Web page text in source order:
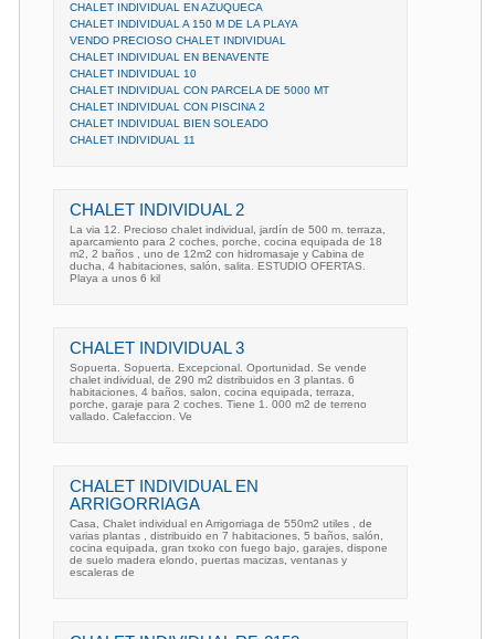
CHALET INDIVIDUAL EN AZUQUECA
CHALET INDIVIDUAL A 150 M DE LA PLAYA
VENDO PRECIOSO CHALET INDIVIDUAL
CHALET INDIVIDUAL EN BENAVENTE
CHALET INDIVIDUAL 10
CHALET INDIVIDUAL CON PARCELA DE 5000 MT
CHALET INDIVIDUAL CON PISCINA 2
CHALET INDIVIDUAL BIEN SOLEADO
CHALET INDIVIDUAL 11
CHALET INDIVIDUAL 2
La via 12. Precioso chalet individual, jardín de 500 m. terraza,
aparcamiento para 2 coches, porche, cocina equipada de 18
m2, 2 baños , uno de 12m2 con hidromasaje y Cabina de
ducha, 4 habitaciones, salón, salita. ESTUDIO OFERTAS.
Playa a unos 6 kil
CHALET INDIVIDUAL 3
Sopuerta. Sopuerta. Excepcional. Oportunidad. Se vende
chalet individual, de 290 m2 distribuidos en 3 plantas. 6
habitaciones, 4 baños, salon, cocina equipada, terraza,
porche, garaje para 2 coches. Tiene 1. 000 m2 de terreno
vallado. Calefaccion. Ve
CHALET INDIVIDUAL EN
ARRIGORRIAGA
Casa, Chalet individual en Arrigorriaga de 550m2 utiles , de
varias plantas , distribuido en 7 habitaciones, 5 baños, salón,
cocina equipada, gran txoko con fuego bajo, garajes, dispone
de suelo madera elondo, puertas macizas, ventanas y
escaleras de